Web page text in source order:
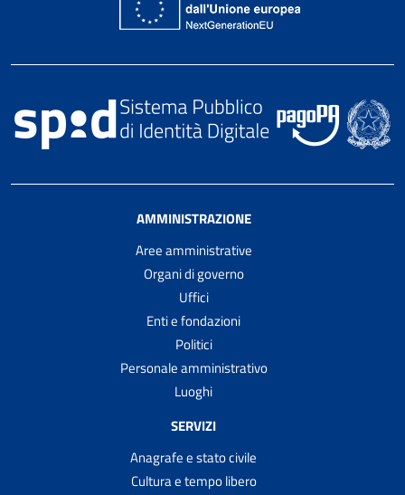
AMMINISTRAZIONE
Aree amministrative
Organi di governo
Uffici
Enti e fondazioni
Politici
Personale amministrativo
Luoghi
SERVIZI
Anagrafe e stato civile
Cultura e tempo libero